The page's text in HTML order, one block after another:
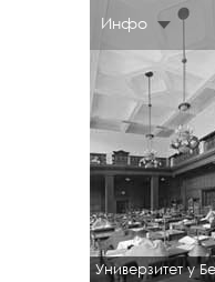
Инфо
Универзитет у